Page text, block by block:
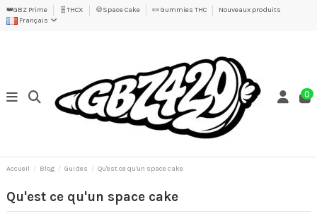
👑GBZ Prime 🧬THCX 🍪Space Cake 🍬 Gummies THC
Nouveaux produits
Français
0
Accueil Blog Guides Qu'est ce qu'un space cake
Qu'est ce qu'un space cake